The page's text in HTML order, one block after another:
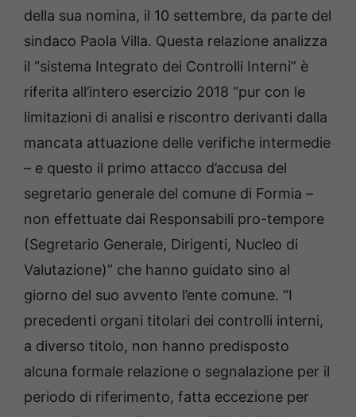
della sua nomina, il 10 settembre, da parte del
sindaco Paola Villa. Questa relazione analizza
il “sistema Integrato dei Controlli Interni” è
riferita all’intero esercizio 2018 “pur con le
limitazioni di analisi e riscontro derivanti dalla
mancata attuazione delle verifiche intermedie
– e questo il primo attacco d’accusa del
segretario generale del comune di Formia –
non effettuate dai Responsabili pro-tempore
(Segretario Generale, Dirigenti, Nucleo di
Valutazione)” che hanno guidato sino al
giorno del suo avvento l’ente comune. “I
precedenti organi titolari dei controlli interni,
a diverso titolo, non hanno predisposto
alcuna formale relazione o segnalazione per il
periodo di riferimento, fatta eccezione per